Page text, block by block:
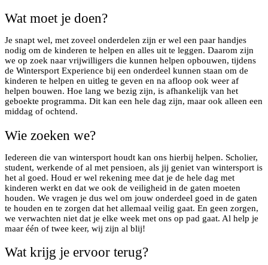
Wat moet je doen?
Je snapt wel, met zoveel onderdelen zijn er wel een paar handjes
nodig om de kinderen te helpen en alles uit te leggen. Daarom zijn
we op zoek naar vrijwilligers die kunnen helpen opbouwen, tijdens
de Wintersport Experience bij een onderdeel kunnen staan om de
kinderen te helpen en uitleg te geven en na afloop ook weer af
helpen bouwen. Hoe lang we bezig zijn, is afhankelijk van het
geboekte programma. Dit kan een hele dag zijn, maar ook alleen een
middag of ochtend.
Wie zoeken we?
Iedereen die van wintersport houdt kan ons hierbij helpen. Scholier,
student, werkende of al met pensioen, als jij geniet van wintersport is
het al goed. Houd er wel rekening mee dat je de hele dag met
kinderen werkt en dat we ook de veiligheid in de gaten moeten
houden. We vragen je dus wel om jouw onderdeel goed in de gaten
te houden en te zorgen dat het allemaal veilig gaat. En geen zorgen,
we verwachten niet dat je elke week met ons op pad gaat. Al help je
maar één of twee keer, wij zijn al blij!
Wat krijg je ervoor terug?